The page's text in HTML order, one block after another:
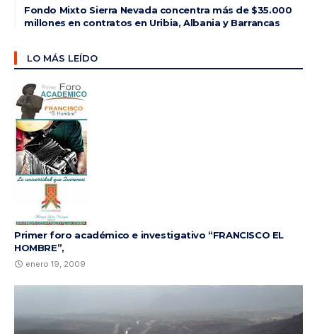
Fondo Mixto Sierra Nevada concentra más de $35.000
millones en contratos en Uribia, Albania y Barrancas
LO MÁS LEÍDO
Primer foro académico e investigativo “FRANCISCO EL
HOMBRE”,
enero 19, 2009